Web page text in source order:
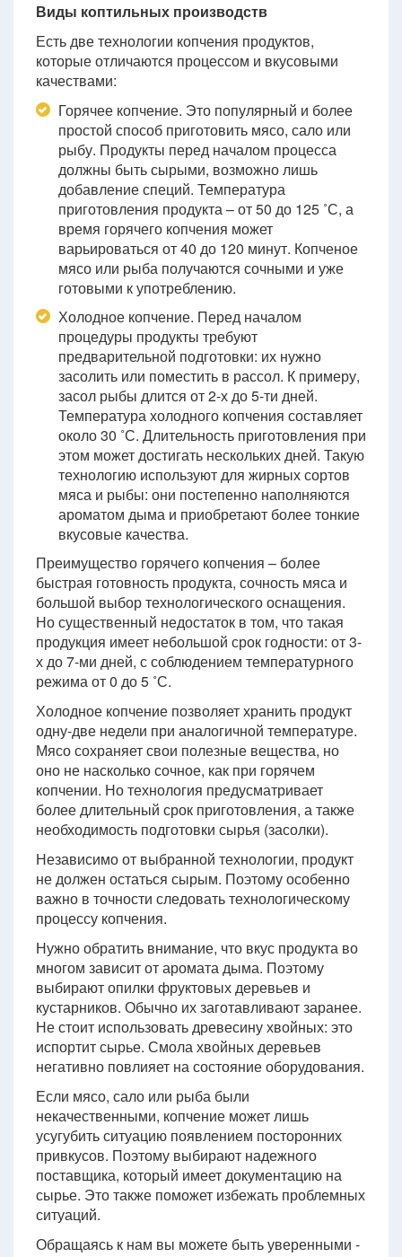
Виды коптильных производств
Есть две технологии копчения продуктов,
которые отличаются процессом и вкусовыми
качествами:
Горячее копчение. Это популярный и более
простой способ приготовить мясо, сало или
рыбу. Продукты перед началом процесса
должны быть сырыми, возможно лишь
добавление специй. Температура
приготовления продукта – от 50 до 125 ˚С, а
время горячего копчения может
варьироваться от 40 до 120 минут. Копченое
мясо или рыба получаются сочными и уже
готовыми к употреблению.
Холодное копчение. Перед началом
процедуры продукты требуют
предварительной подготовки: их нужно
засолить или поместить в рассол. К примеру,
засол рыбы длится от 2-х до 5-ти дней.
Температура холодного копчения составляет
около 30 ˚С. Длительность приготовления при
этом может достигать нескольких дней. Такую
технологию используют для жирных сортов
мяса и рыбы: они постепенно наполняются
ароматом дыма и приобретают более тонкие
вкусовые качества.
Преимущество горячего копчения – более
быстрая готовность продукта, сочность мяса и
большой выбор технологического оснащения.
Но существенный недостаток в том, что такая
продукция имеет небольшой срок годности: от 3-
х до 7-ми дней, с соблюдением температурного
режима от 0 до 5 ˚С.
Холодное копчение позволяет хранить продукт
одну-две недели при аналогичной температуре.
Мясо сохраняет свои полезные вещества, но
оно не насколько сочное, как при горячем
копчении. Но технология предусматривает
более длительный срок приготовления, а также
необходимость подготовки сырья (засолки).
Независимо от выбранной технологии, продукт
не должен остаться сырым. Поэтому особенно
важно в точности следовать технологическому
процессу копчения.
Нужно обратить внимание, что вкус продукта во
многом зависит от аромата дыма. Поэтому
выбирают опилки фруктовых деревьев и
кустарников. Обычно их заготавливают заранее.
Не стоит использовать древесину хвойных: это
испортит сырье. Смола хвойных деревьев
негативно повлияет на состояние оборудования.
Если мясо, сало или рыба были
некачественными, копчение может лишь
усугубить ситуацию появлением посторонних
привкусов. Поэтому выбирают надежного
поставщика, который имеет документацию на
сырье. Это также поможет избежать проблемных
ситуаций.
Обращаясь к нам вы можете быть уверенными -